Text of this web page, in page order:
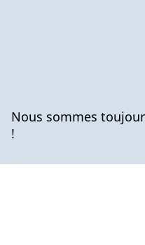
Nous sommes
!